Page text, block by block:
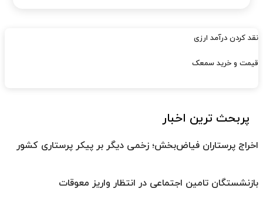
نقد کردن درآمد ارزی
قیمت و خرید سمعک
پربحث ترین اخبار
اخراج پرستاران فیاض‌بخش؛ زخمی دیگر بر پیکر پرستاری کشور
بازنشستگان تامین اجتماعی در انتظار واریز معوقات